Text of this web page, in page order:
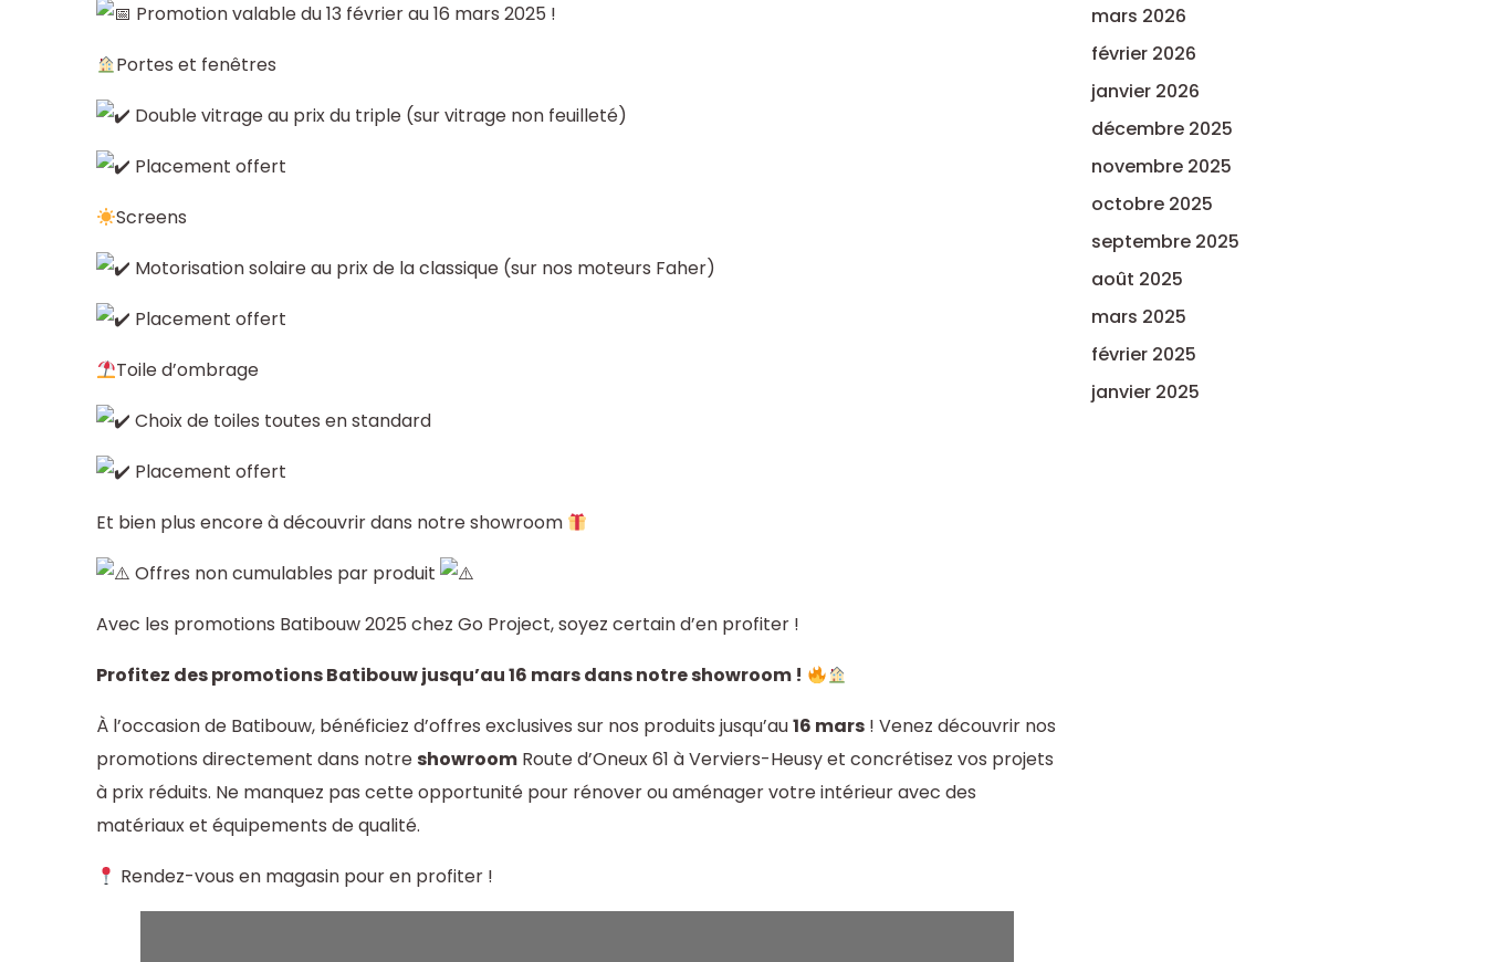
Promotion valable du 13 février au 16 mars 2025 !
Portes et fenêtres
Double vitrage au prix du triple (sur vitrage non feuilleté)
Placement offert
Screens
Motorisation solaire au prix de la classique (sur nos moteurs Faher)
Placement offert
Toile d’ombrage
Choix de toiles toutes en standard
Placement offert
Et bien plus encore à découvrir dans notre showroom
Offres non cumulables par produit
Avec les promotions Batibouw 2025 chez Go Project, soyez certain d’en profiter !
Profitez des promotions Batibouw jusqu’au 16 mars dans notre showroom !
À l’occasion de Batibouw, bénéficiez d’offres exclusives sur nos produits jusqu’au16 mars ! Venez découvrir nos
promotions directement dans notre showroom Route d’Oneux 61 à Verviers-Heusy et concrétisez vos projets
à prix réduits. Ne manquez pas cette opportunité pour rénover ou aménager votre intérieur avec des
matériaux et équipements de qualité.
Rendez-vous en magasin pour en profiter !
mars 2026
février 2026
janvier 2026
décembre 2025
novembre 2025
octobre 2025
septembre 2025
août 2025
mars 2025
février 2025
janvier 2025